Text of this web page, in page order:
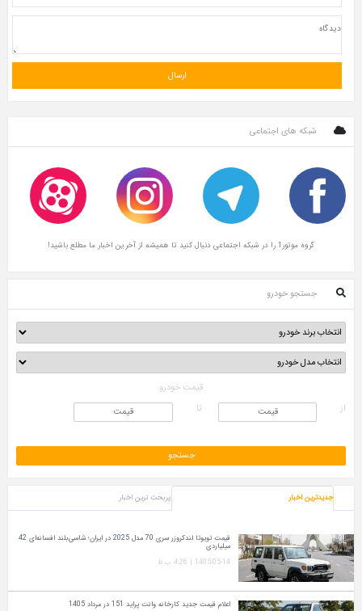
شبکه های اجتماعی
گروه موتور1 را در شبکه اجتماعی دنبال کنید تا همیشه از آخرین اخبار ما مطلع باشید!
جستجو خودرو
قیمت خودرو
از
تا
جدیدترین اخبار پربحث ترین اخبار
قیمت تویوتا لندکروزر سری 70 مدل 2025 در ایران؛ شاسی‌بلند افسانه‌ای 42
میلیاردی
1405-05-14 | 4:26 ب.ظ
اعلام قیمت جدید کارخانه وانت پراید 151 در مرداد 1405